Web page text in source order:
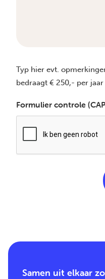
Typ hier evt.
bedraagt € 250,- per
Formulier controle
Samen uit elkaar